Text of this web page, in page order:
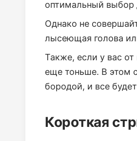
оптимальный выбор
Однако не
лысеющая голова
Также, если у вас
еще тоньше. В этом
бородой, и все
Короткая